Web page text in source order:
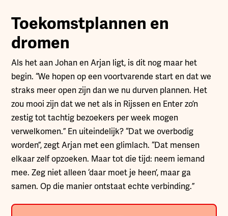
Toekomstplannen en
dromen
Als het aan Johan en Arjan ligt, is dit nog maar het
begin. “We hopen op een voortvarende start en dat we
straks meer open zijn dan we nu durven plannen. Het
zou mooi zijn dat we net als in Rijssen en Enter zo’n
zestig tot tachtig bezoekers per week mogen
verwelkomen.” En uiteindelijk? “Dat we overbodig
worden”, zegt Arjan met een glimlach. “Dat mensen
elkaar zelf opzoeken. Maar tot die tijd: neem iemand
mee. Zeg niet alleen ‘daar moet je heen’, maar ga
samen. Op die manier ontstaat echte verbinding.”